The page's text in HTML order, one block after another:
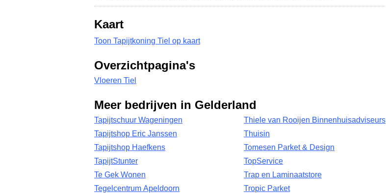
Kaart
Toon Tapijtkoning Tiel op kaart
Overzichtpagina's
Vloeren Tiel
Meer bedrijven in Gelderland
Tapijtschuur Wageningen
Tapijtshop Eric Janssen
Tapijtshop Haefkens
TapijtStunter
Te Gek Wonen
Tegelcentrum Apeldoorn
Thiele van Rooijen Binnenhuisadviseurs
Thuisin
Tomesen Parket & Design
TopService
Trap en Laminaatstore
Tropic Parket